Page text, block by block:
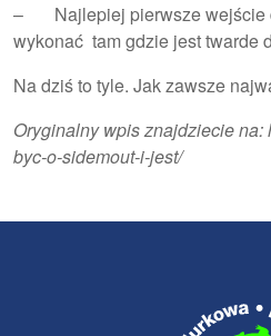
– Najlepiej pierwsze wejście
wykonać tam gdzie jest twarde
Na dziś to tyle. Jak zawsze
Oryginalny wpis znajdziecie na:
byc-o-sidemout-i-jest/